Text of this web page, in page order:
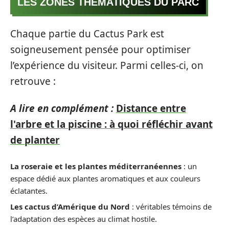
Chaque partie du Cactus Park est
soigneusement pensée pour optimiser
l’expérience du visiteur. Parmi celles-ci, on
retrouve :
A lire en complément : Distance entre
l'arbre et la piscine : à quoi réfléchir avant
de planter
La roseraie et les plantes méditerranéennes : un
espace dédié aux plantes aromatiques et aux couleurs
éclatantes.
Les cactus d’Amérique du Nord : véritables témoins de
l’adaptation des espèces au climat hostile.